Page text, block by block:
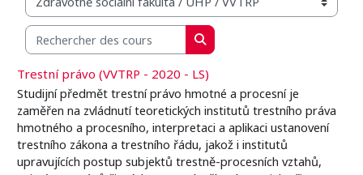
Catégories de cours
Rechercher des cours
Rechercher des cours
Trestní právo (VVTRP - 2020 - LS)
Studijní předmět trestní právo hmotné a procesní je
zaměřen na zvládnutí teoretických institutů trestního práva
hmotného a procesního, interpretaci a aplikaci ustanovení
trestního zákona a trestního řádu, jakož i institutů
upravujících postup subjektů trestně-procesních vztahů,